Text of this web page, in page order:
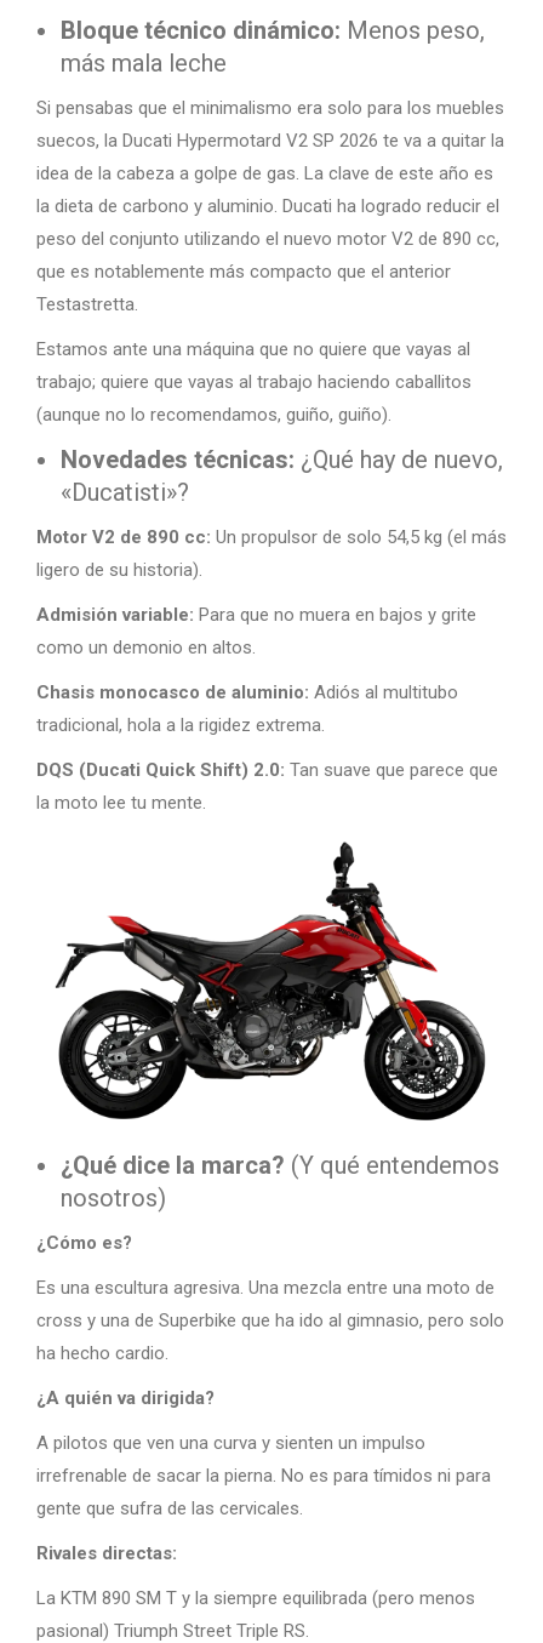
Bloque técnico dinámico: Menos peso,
más mala leche
Si pensabas que el minimalismo era solo para los muebles
suecos, la Ducati Hypermotard V2 SP 2026 te va a quitar la
idea de la cabeza a golpe de gas. La clave de este año es
la dieta de carbono y aluminio. Ducati ha logrado reducir el
peso del conjunto utilizando el nuevo motor V2 de 890 cc,
que es notablemente más compacto que el anterior
Testastretta.
Estamos ante una máquina que no quiere que vayas al
trabajo; quiere que vayas al trabajo haciendo caballitos
(aunque no lo recomendamos, guiño, guiño).
Novedades técnicas: ¿Qué hay de nuevo,
«Ducatisti»?
Motor V2 de 890 cc: Un propulsor de solo 54,5 kg (el más
ligero de su historia).
Admisión variable: Para que no muera en bajos y grite
como un demonio en altos.
Chasis monocasco de aluminio: Adiós al multitubo
tradicional, hola a la rigidez extrema.
DQS (Ducati Quick Shift) 2.0: Tan suave que parece que
la moto lee tu mente.
¿Qué dice la marca? (Y qué entendemos
nosotros)
¿Cómo es?
Es una escultura agresiva. Una mezcla entre una moto de
cross y una de Superbike que ha ido al gimnasio, pero solo
ha hecho cardio.
¿A quién va dirigida?
A pilotos que ven una curva y sienten un impulso
irrefrenable de sacar la pierna. No es para tímidos ni para
gente que sufra de las cervicales.
Rivales directas:
La KTM 890 SM T y la siempre equilibrada (pero menos
pasional) Triumph Street Triple RS.